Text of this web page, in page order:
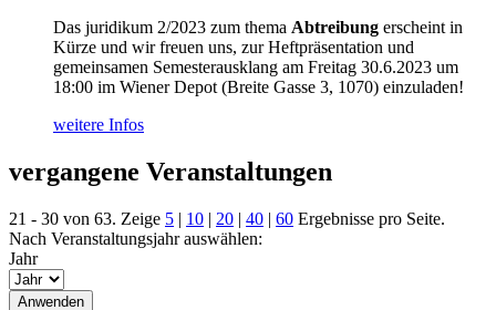
Das juridikum 2/2023 zum thema Abtreibung erscheint in
Kürze und wir freuen uns, zur Heftpräsentation und
gemeinsamen Semesterausklang am Freitag 30.6.2023 um
18:00 im Wiener Depot (Breite Gasse 3, 1070) einzuladen!
weitere Infos
vergangene Veranstaltungen
21 - 30 von 63. Zeige 5 | 10 | 20 | 40 | 60 Ergebnisse pro Seite.
Nach Veranstaltungsjahr auswählen:
Jahr